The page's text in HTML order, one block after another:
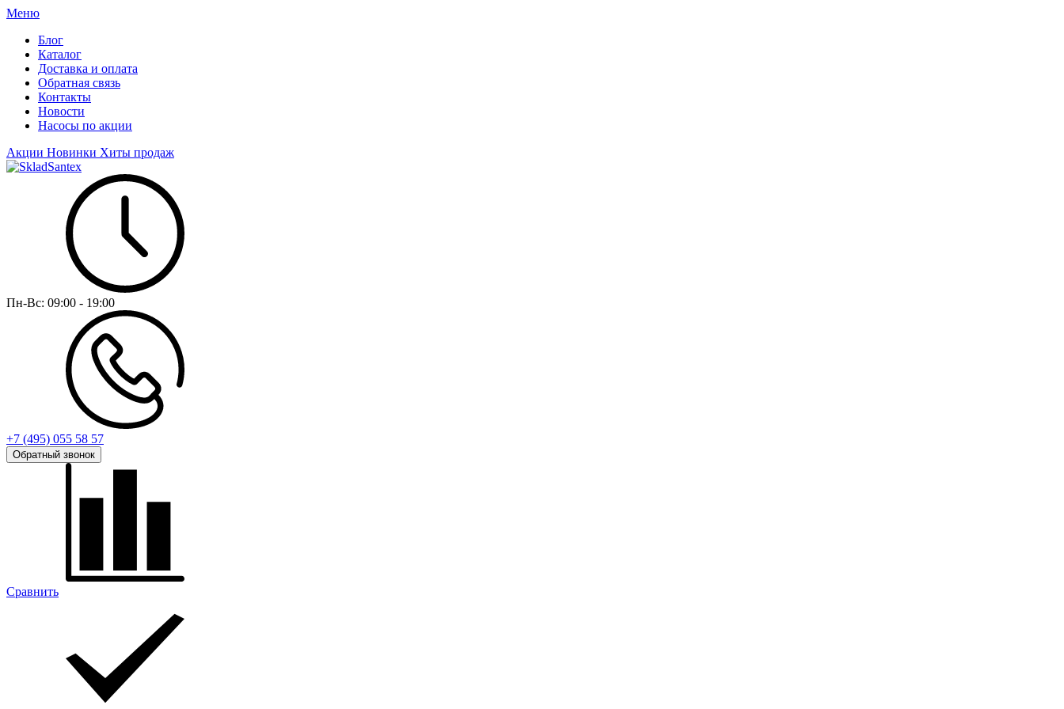
Меню
Блог
Каталог
Доставка и оплата
Обратная связь
Контакты
Новости
Насосы по акции
Акции Новинки Хиты продаж
Пн-Вс: 09:00 - 19:00
+7 (495) 055 58 57
Обратный звонок
Сравнить